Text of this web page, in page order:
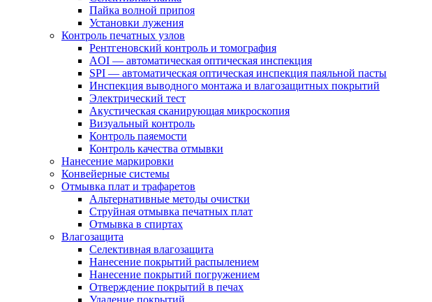
Пайка волной припоя
Установки лужения
Контроль печатных узлов
Рентгеновский контроль и томография
AOI — автоматическая оптическая инспекция
SPI — автоматическая оптическая инспекция паяльной пасты
Инспекция выводного монтажа и влагозащитных покрытий
Электрический тест
Акустическая сканирующая микроскопия
Визуальный контроль
Контроль паяемости
Контроль качества отмывки
Нанесение маркировки
Конвейерные системы
Отмывка плат и трафаретов
Альтернативные методы очистки
Струйная отмывка печатных плат
Отмывка в спиртах
Влагозащита
Селективная влагозащита
Нанесение покрытий распылением
Нанесение покрытий погружением
Отверждение покрытий в печах
Удаление покрытий